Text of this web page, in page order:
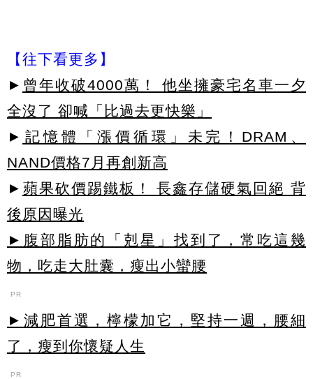
【往下看更多】
► 曾年收破4000萬！ 他坐擁豪宅名車一夕
全沒了 卻喊「比過去更快樂」
► 記憶體「漲價循環」未完！DRAM、
NAND價格7月再創新高
► 蘋果砍價踢鐵板！ 長鑫存儲硬氣回絕 背
後原因曝光
►腹部脂肪的「剋星」找到了，常吃這幾
物，吃走大肚囊，瘦出小蠻腰
PR
►減肥首選，檸檬加它，堅持一週，腰細
了，瘦到你懷疑人生
PR